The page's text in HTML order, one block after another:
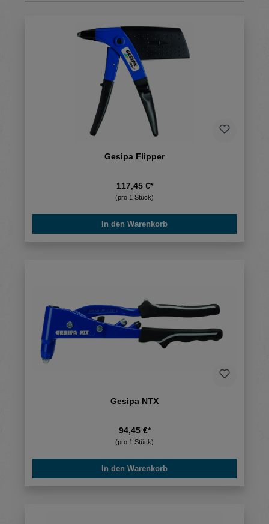
Gesipa Flipper
117,45 €*
(pro 1 Stück)
In den Warenkorb
Gesipa NTX
94,45 €*
(pro 1 Stück)
In den Warenkorb